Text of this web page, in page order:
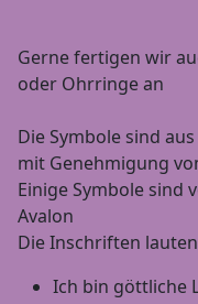
Gerne fertigen wir
oder Ohrringe an
Die Symbole sind
mit Genehmigung
Einige Symbole sind
Avalon
Die Inschriften
Ich bin göttliche